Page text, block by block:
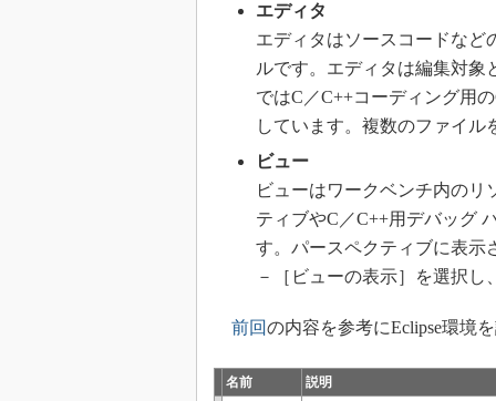
エディタ
エディタはソースコードなど
ルです。エディタは編集対象
ではC／C++コーディング用
しています。複数のファイ
ビュー
ビューはワークベンチ内のリ
ティブやC／C++用デバッグ
す。パースペクティブに表示
－［ビューの表示］を選択
前回の内容を参考にEclipse環境
名前
説明